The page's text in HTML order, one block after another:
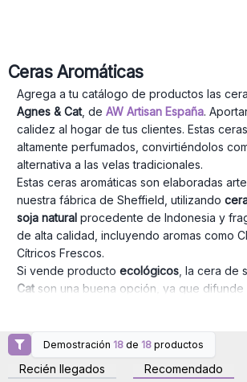
Ceras Aromáticas
Agrega a tu catálogo de productos las
Agnes & Cat, de AW Artisan España.
calidez al hogar de tus clientes. Estas ceras
altamente perfumados, convirtiéndolos
alternativa a las velastradicionales.
Estas ceras aromáticas son elaboradas
nuestra fábrica de Sheffield, utilizando
soja natural procedente de Indonesia y
de alta calidad, incluyendo aromas como
Cítricos Frescos.
Si vende producto ecológicos, la cera de
Catson una buena opción, ya que difunde
manera excepcional y es mucho más
30% y un 50% más que los de parafina y
toxinas presentes en esta última.
AW Artisan España ofrece 12 fragancias
Demostración 18 de 18 productos
Recién llegados Recomendado
Inicie sesión o regístrese
para obtener precios al
por mayor
para